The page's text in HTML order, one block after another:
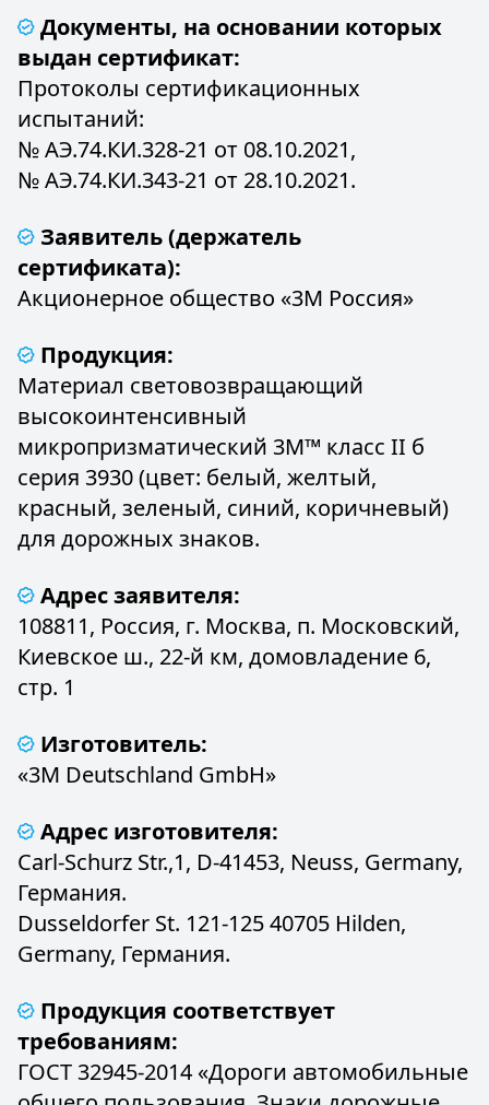
Документы, на основании которых
выдан сертификат:
Протоколы сертификационных
испытаний:
№ АЭ.74.КИ.328-21 от 08.10.2021,
№ АЭ.74.КИ.343-21 от 28.10.2021.
Заявитель (держатель
сертификата):
Акционерное общество «3М Россия»
Продукция:
Материал световозвращающий
высокоинтенсивный
микропризматический 3М™ класс II б
серия 3930 (цвет: белый, желтый,
красный, зеленый, синий, коричневый)
для дорожных знаков.
Адрес заявителя:
108811, Россия, г. Москва, п. Московский,
Киевское ш., 22-й км, домовладение 6,
стр. 1
Изготовитель:
«3M Deutschland GmbH»
Адрес изготовителя:
Carl-Schurz Str.,1, D-41453, Neuss, Germany,
Германия.
Dusseldorfer St. 121-125 40705 Hilden,
Germany, Германия.
Продукция соответствует
требованиям:
ГОСТ 32945-2014 «Дороги автомобильные